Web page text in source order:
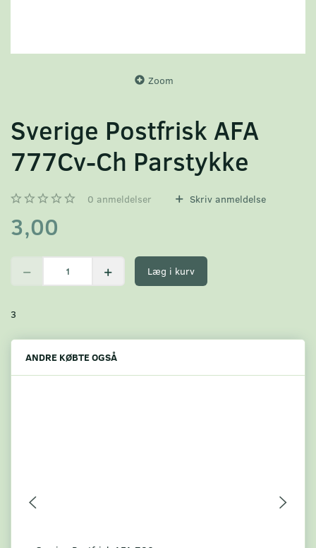
Zoom
Sverige Postfrisk AFA
777Cv-Ch Parstykke
0 anmeldelser Skriv anmeldelse
3,00
Læg i kurv
3
ANDRE KØBTE OGSÅ